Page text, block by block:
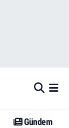
Gündem